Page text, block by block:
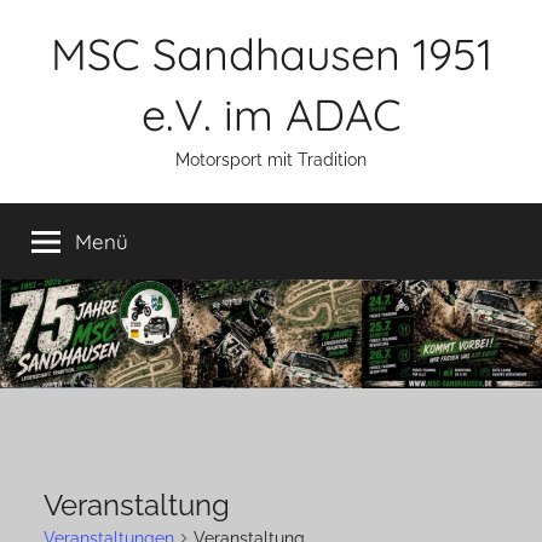
MSC Sandhausen 1951
e.V. im ADAC
Motorsport mit Tradition
Menü
Veranstaltung